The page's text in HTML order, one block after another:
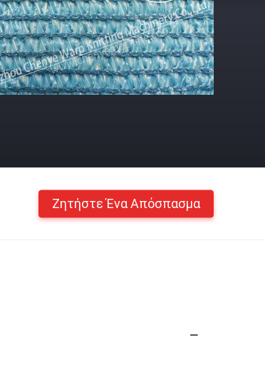
Ζητήστε Ένα Απόσπασμα